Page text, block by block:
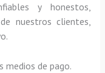
y honestos,
nuestros clientes,
medios de pago.